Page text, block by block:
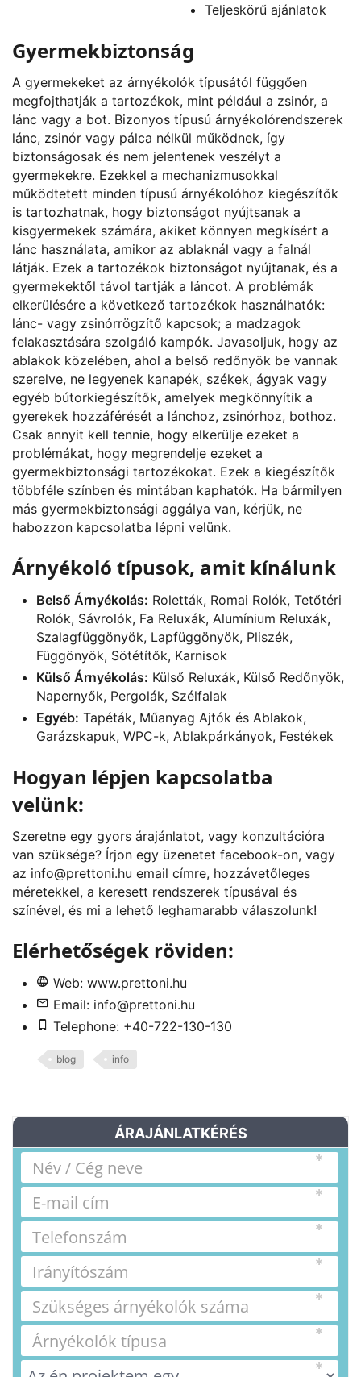
Teljeskörű ajánlatok
Gyermekbiztonság
A gyermekeket az árnyékolók típusától függően
megfojthatják a tartozékok, mint például a zsinór, a
lánc vagy a bot. Bizonyos típusú árnyékolórendszerek
lánc, zsinór vagy pálca nélkül működnek, így
biztonságosak és nem jelentenek veszélyt a
gyermekekre. Ezekkel a mechanizmusokkal
működtetett minden típusú árnyékolóhoz kiegészítők
is tartozhatnak, hogy biztonságot nyújtsanak a
kisgyermekek számára, akiket könnyen megkísért a
lánc használata, amikor az ablaknál vagy a falnál
látják. Ezek a tartozékok biztonságot nyújtanak, és a
gyermekektől távol tartják a láncot. A problémák
elkerülésére a következő tartozékok használhatók:
lánc- vagy zsinórrögzítő kapcsok; a madzagok
felakasztására szolgáló kampók. Javasoljuk, hogy az
ablakok közelében, ahol a belső redőnyök be vannak
szerelve, ne legyenek kanapék, székek, ágyak vagy
egyéb bútorkiegészítők, amelyek megkönnyítik a
gyerekek hozzáférését a lánchoz, zsinórhoz, bothoz.
Csak annyit kell tennie, hogy elkerülje ezeket a
problémákat, hogy megrendelje ezeket a
gyermekbiztonsági tartozékokat. Ezek a kiegészítők
többféle színben és mintában kaphatók. Ha bármilyen
más gyermekbiztonsági aggálya van, kérjük, ne
habozzon kapcsolatba lépni velünk.
Árnyékoló típusok, amit kínálunk
Belső Árnyékolás: Roletták, Romai Rolók, Tetőtéri
Rolók, Sávrolók, Fa Reluxák, Alumínium Reluxák,
Szalagfüggönyök, Lapfüggönyök, Pliszék,
Függönyök, Sötétítők, Karnisok
Külső Árnyékolás: Külső Reluxák, Külső Redőnyök,
Napernyők, Pergolák, Szélfalak
Egyéb: Tapéták, Műanyag Ajtók és Ablakok,
Garázskapuk, WPC-k, Ablakpárkányok, Festékek
Hogyan lépjen kapcsolatba
velünk:
Szeretne egy gyors árajánlatot, vagy konzultációra
van szüksége? Írjon egy üzenetet facebook-on, vagy
az info@prettoni.hu email címre, hozzávetőleges
méretekkel, a keresett rendszerek típusával és
színével, és mi a lehető leghamarabb válaszolunk!
Elérhetőségek röviden:
Web: www.prettoni.hu
Email: info@prettoni.hu
Telephone: +40-722-130-130
blog info
ÁRAJÁNLATKÉRÉS